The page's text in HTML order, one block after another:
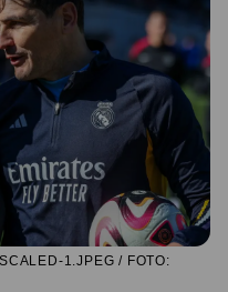
1.JPEG / FOTO: